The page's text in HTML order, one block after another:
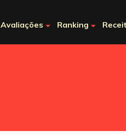
Avaliações Ranking